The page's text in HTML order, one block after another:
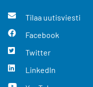
Tilaa uutisviesti
Facebook
Twitter
LinkedIn